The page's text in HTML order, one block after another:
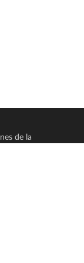
de la